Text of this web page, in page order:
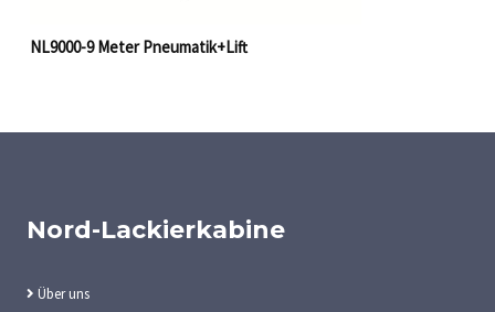
NL9000-9 Meter Pneumatik+Lift
Nord-Lackierkabine
Über uns